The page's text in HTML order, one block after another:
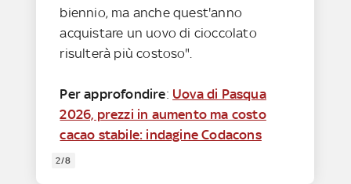
biennio, ma anche quest'anno
acquistare un uovo di cioccolato
risulterà più costoso".
Per approfondire: Uova di Pasqua
2026, prezzi in aumento ma costo
cacao stabile: indagine Codacons
2/8